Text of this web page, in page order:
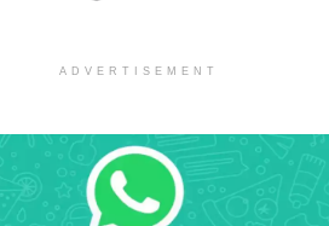
ADVERTISEMENT